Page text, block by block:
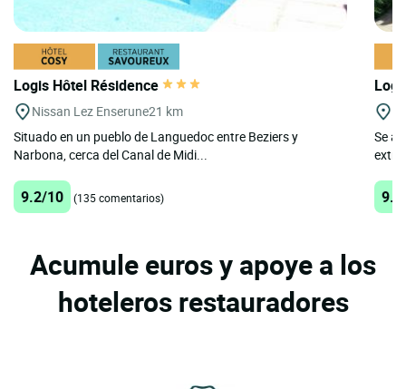
Logis Hôtel Résidence
Nissan Lez Enserune21 km
Situado en un pueblo de Languedoc entre Beziers y
Narbona, cerca del Canal de Midi...
9.2/10 (135 comentarios)
Se
Acumule euros y apoye a los
hoteleros restauradores